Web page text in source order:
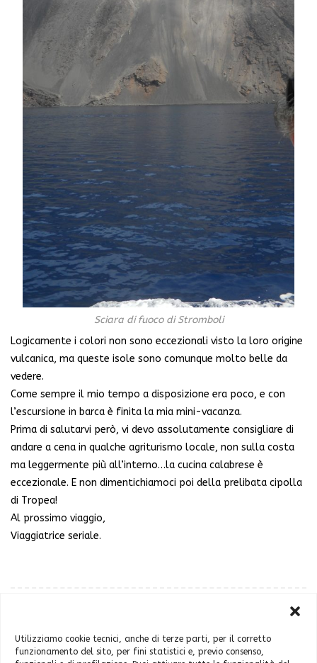
Utilizziamo cookie tecnici, anche di terze parti, per il corretto
funzionamento del sito, per fini statistici e, previo consenso,
Sciara di fuoco di Stromboli
Logicamente i colori non sono eccezionali visto la loro origine
vulcanica, ma queste isole sono comunque molto belle da
vedere.
Come sempre il mio tempo a disposizione era poco, e con
l’escursione in barca è finita la mia mini-vacanza.
Prima di salutarvi però, vi devo assolutamente consigliare di
andare a cena in qualche agriturismo locale, non sulla costa
ma leggermente più all’interno…la cucina calabrese è
eccezionale. E non dimentichiamoci poi della prelibata cipolla
di Tropea!
Al prossimo viaggio,
Viaggiatrice seriale.